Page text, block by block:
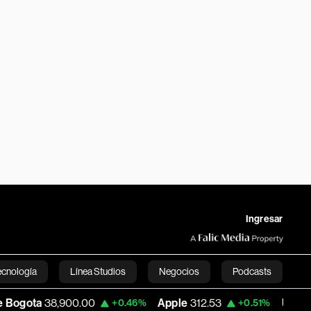
Ingresar
Línea Studios Negocios Podcasts
English
+0.46% Apple 312.53 +0.51% USD COP 3,159.39